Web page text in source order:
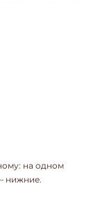
на одном
нижние.